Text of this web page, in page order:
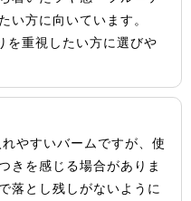
い方に向いています。
重視したい方に選びや
やすいバームですが、使
きを感じる場合がありま
落とし残しがないように